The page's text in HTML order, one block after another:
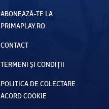
ABONEAZĂ-TE LA
PRIMAPLAY.RO
CONTACT
TERMENI ȘI CONDIȚII
POLITICA DE COLECTARE
ACORD COOKIE